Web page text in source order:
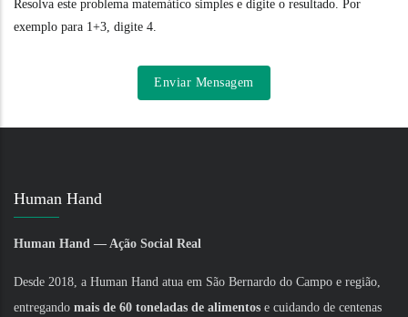
Resolva este problema matemático simples e digite o resultado. Por
exemplo para 1+3, digite 4.
Human Hand
Human Hand — Ação Social Real
Desde 2018, a Human Hand atua em São Bernardo do Campo e região,
entregando mais de 60 toneladas de alimentos e cuidando de centenas